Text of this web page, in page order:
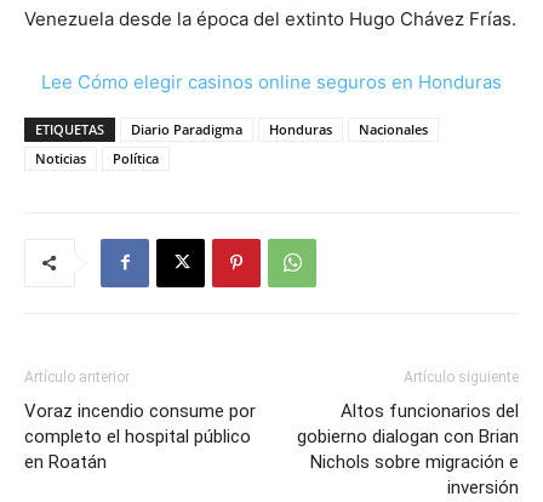
Venezuela desde la época del extinto Hugo Chávez Frías.
Lee Cómo elegir casinos online seguros en Honduras
ETIQUETAS Diario Paradigma Honduras
Nacionales
Noticias
Política
Artículo anterior
Voraz incendio consume por
completo el hospital público
en Roatán
Artículo siguiente
Altos funcionarios del
gobierno dialogan con Brian
Nichols sobre migración e
inversión